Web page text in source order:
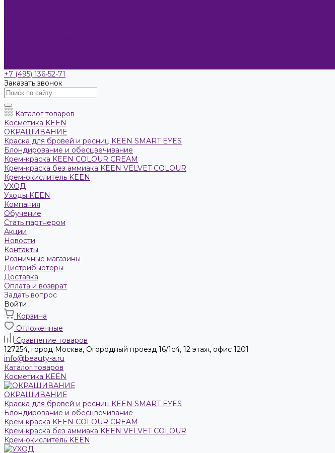
+7 (495) 136-52-71
Заказать звонок
Каталог товаров
Косметика KEEN
ОКРАШИВАНИЕ
Краска для бровей и ресниц KEEN SMART EYES
Блондирование и обесцвечивание
Крем-краска KEEN COLOUR CREAM
Крем-краска без аммиака KEEN VELVET COLOUR
Крем-окислитель KEEN
УХОД
Уходы KEEN
Компания
Обучение
Стать партнером
Акции
Новости
Контакты
Розничные магазины
Дистрибьюторы
Доставка
Оплата и возврат
Задать вопрос
Войти
Корзина
Отложенные
Сравнение товаров
127254, город Москва, Огородный проезд 16/1с4, 12 этаж, офис 1201
info@beauty-a.ru
Каталог товаров
Косметика KEEN
ОКРАШИВАНИЕ
Краска для бровей и ресниц KEEN SMART EYES
Блондирование и обесцвечивание
Крем-краска KEEN COLOUR CREAM
Крем-краска без аммиака KEEN VELVET COLOUR
Крем-окислитель KEEN